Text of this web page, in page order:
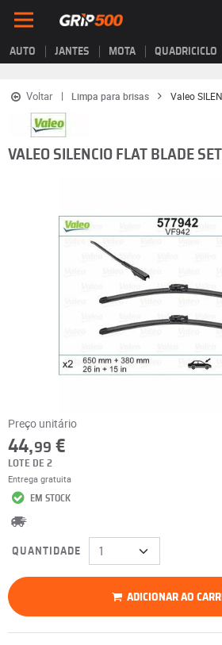
AUTO JANTES MOTA QUADRICICLO
Voltar Limpa para brisas
VALEO SILENCIO FLAT BLADE SET
Preço unitário
44,99 €
LOTE DE 2
Entrega gratuita
EM STOCK
QUANTIDADE
ADICIONAR AO